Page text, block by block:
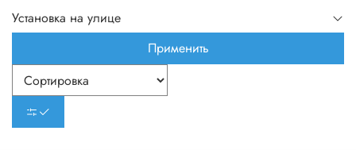
Установка на улице
Применить